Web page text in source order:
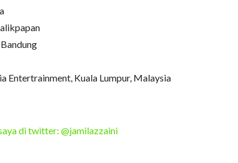
Entertrainment, Kuala Lumpur, Malaysia
di twitter: @jamilazzaini